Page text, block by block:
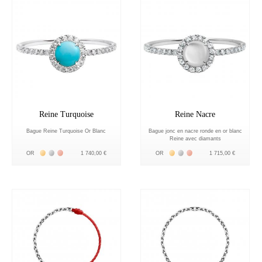
Reine Turquoise
Bague Reine Turquoise Or Blanc
OR Жёлтое золото 18К
Белое золото 18К
Розовое золото 18К
1 740,00 €
Reine Nacre
Bague jonc en nacre ronde en or blanc
Reine avec diamants
OR Жёлтое золото 18К
Белое золото 18К
Розовое золото 18К
1 715,00 €